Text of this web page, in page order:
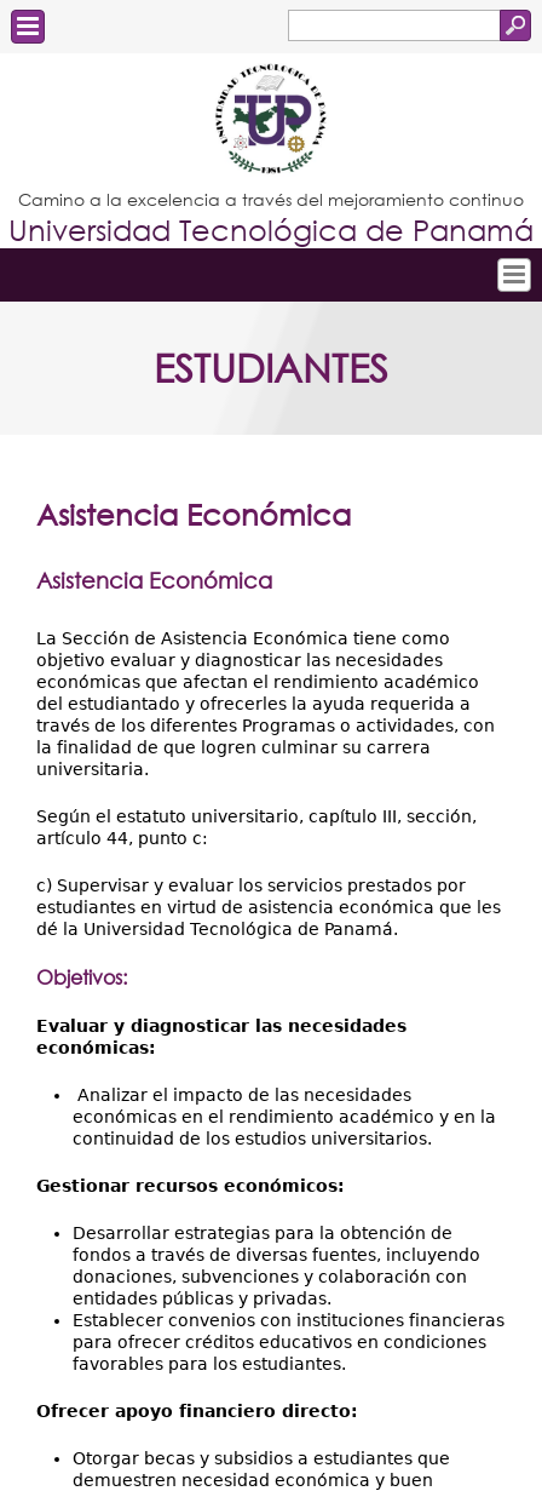
de
búsqueda
Estudiantes
Docentes
Administrativos
Graduados
Camino a la excelencia a través del mejoramiento continuo
Universidad Tecnológica de Panamá
Conoce la UTP
Postgrados
Facultades
Centros Regionales
Servicios
Internacional
ESTUDIANTES
Asistencia Económica
Asistencia Económica
La Sección de Asistencia Económica tiene como
objetivo evaluar y diagnosticar las necesidades
económicas que afectan el rendimiento académico
del estudiantado y ofrecerles la ayuda requerida a
través de los diferentes Programas o actividades, con
la finalidad de que logren culminar su carrera
universitaria.
Según el estatuto universitario, capítulo III, sección,
artículo 44, punto c:
c) Supervisar y evaluar los servicios prestados por
estudiantes en virtud de asistencia económica que les
dé la Universidad Tecnológica de Panamá.
Objetivos:
Evaluar y diagnosticar las necesidades
económicas:
Analizar el impacto de las necesidades
económicas en el rendimiento académico y en la
continuidad de los estudios universitarios.
Gestionar recursos económicos:
Desarrollar estrategias para la obtención de
fondos a través de diversas fuentes, incluyendo
donaciones, subvenciones y colaboración con
entidades públicas y privadas.
Establecer convenios con instituciones financieras
para ofrecer créditos educativos en condiciones
favorables para los estudiantes.
Ofrecer apoyo financiero directo:
Otorgar becas y subsidios a estudiantes que
demuestren necesidad económica y buen